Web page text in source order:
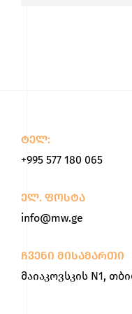
ტელ:
+995 577 180 065
ელ. ფოსტა
info@mw.ge
ჩვენი მისამართი
მაიაკოვსკის N1,